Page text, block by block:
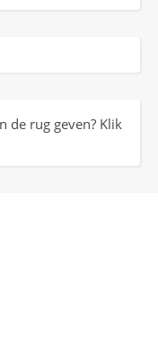
de rug geven? Klik